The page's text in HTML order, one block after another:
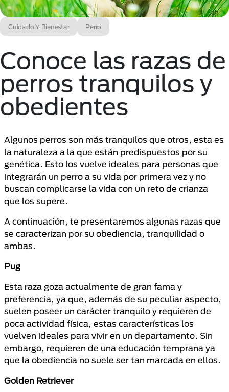
Cuidado Y Bienestar Perro
Conoce las razas de
perros tranquilos y
obedientes
Algunos perros son más tranquilos que otros, esta es
la naturaleza a la que están predispuestos por su
genética. Esto los vuelve ideales para personas que
integrarán un perro a su vida por primera vez y no
buscan complicarse la vida con un reto de crianza
que los supere.
A continuación, te presentaremos algunas razas que
se caracterizan por su obediencia, tranquilidad o
ambas.
Pug
Esta raza goza actualmente de gran fama y
preferencia, ya que, además de su peculiar aspecto,
suelen poseer un carácter tranquilo y requieren de
poca actividad física, estas características los
vuelven ideales para vivir en un departamento. Sin
embargo, requieren de una educación temprana ya
que la obediencia no suele ser tan marcada en ellos.
Golden Retriever